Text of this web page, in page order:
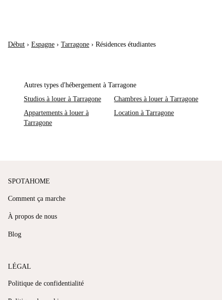
Début › Espagne › Tarragone › Résidences étudiantes
Autres types d'hébergement à Tarragone
Studios à louer à Tarragone
Chambres à louer à Tarragone
Appartements à louer à
Tarragone
Location à Tarragone
SPOTAHOME
Comment ça marche
À propos de nous
Blog
LÉGAL
Politique de confidentialité